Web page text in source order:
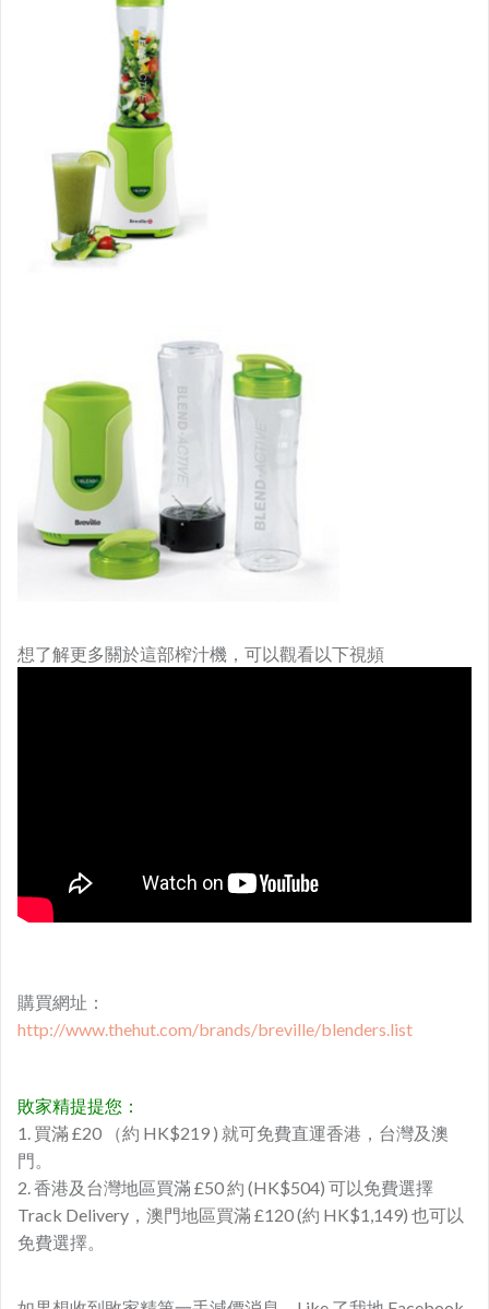
想了解更多關於這部榨汁機，可以觀看以下視頻
購買網址：
http://www.thehut.com/brands/breville/blenders.list
敗家精提提您：
1. 買滿 £20 （約 HK$219 ) 就可免費直運香港，台灣及澳
門。
2. 香港及台灣地區買滿 £50 約 (HK$504) 可以免費選擇
Track Delivery，澳門地區買滿 £120 (約 HK$1,149) 也可以
免費選擇。